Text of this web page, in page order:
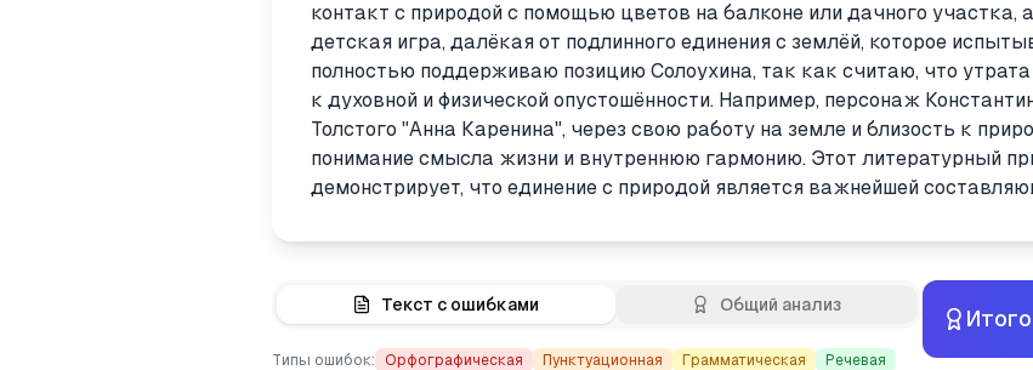
контакт с природой с помощью цветов на балконе или дачного участка,
детская игра, далёкая от подлинного единения с землёй, которое
полностью поддерживаю позицию Солоухина, так как считаю, что
к духовной и физической опустошённости. Например, персонаж
Толстого "Анна Каренина", через свою работу на земле и близость к
понимание смысла жизни и внутреннюю гармонию. Этот литературный
демонстрирует, что единение с природой является важнейшей
Текст с ошибками Общий анализ
Типы ошибок: Орфографическая Пунктуационная Грамматическая
Речевая